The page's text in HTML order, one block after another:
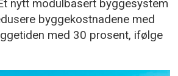
Et nytt modulbasert byggesystem
byggekostnadene med
med 30 prosent, ifølge